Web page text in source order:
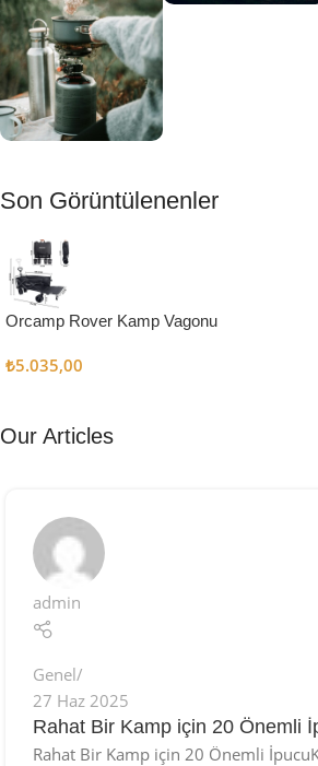
Muftağı
Kampçı
Şefler İçin
Keşfet
Son Görüntülenenler
Orcamp Rover Kamp Vagonu
₺5.035,00
Our Articles
admin
Genel
27 Haz 2025
Rahat Bir Kamp için 20 Önemli
Rahat Bir Kamp için 20 Önemli